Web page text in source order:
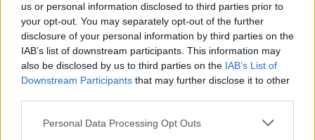
us or personal information disclosed to third parties prior to
your opt-out. You may separately opt-out of the further
disclosure of your personal information by third parties on the
IAB’s list of downstream participants. This information may
also be disclosed by us to third parties on the IAB’s List of
Downstream Participants that may further disclose it to other
Please note that this website/app uses one or more Google
Personal Data Processing Opt Outs